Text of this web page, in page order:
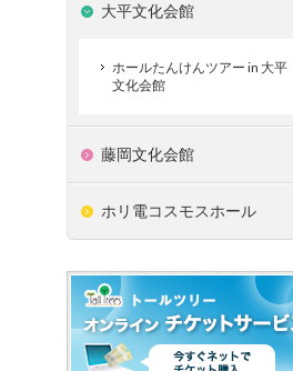
大平文化会館
ホールたんけんツアー in 大平
文化会館
藤岡文化会館
ホリ電コスモスホール